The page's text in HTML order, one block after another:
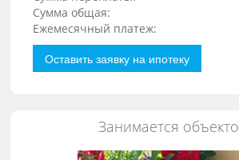
Сумма общая:
Ежемесячный платеж:
Оставить заявку на ипотеку
Занимается